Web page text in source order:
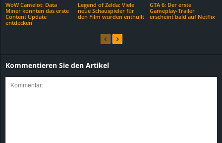
WoW Camelot: Data
Miner konnten das erste
Content Update
entdecken
Legend of Zelda: Viele
neue Schauspieler für
den Film wurden enthüllt
GTA 6: Der erste
Gameplay-Trailer
erscheint bald auf Netflix
Kommentieren Sie den Artikel